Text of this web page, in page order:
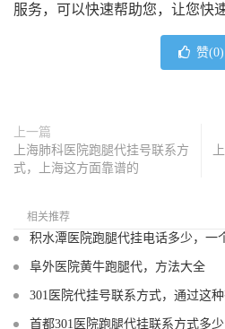
服务，可以快速帮助您，让您快
赞(0)
上一篇
上海肺科医院跑腿代挂号联系方
式，上海这方面靠谱的
相关推荐
积水潭医院跑腿代挂电话多少，一
阜外医院黄牛跑腿代，方法大全
301医院代挂号联系方式，通过这
首都301医院跑腿代挂联系方式多